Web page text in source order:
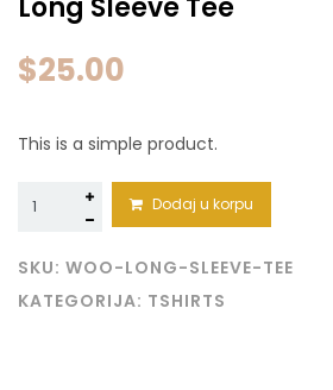
Long Sleeve Tee
$25.00
This is a simple product.
Sleeve
količina
Dodaj u korpu
SKU: WOO-LONG-SLEEVE-TEE
KATEGORIJA: TSHIRTS